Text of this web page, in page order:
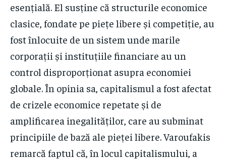
esențială. El susține că structurile economice
clasice, fondate pe piețe libere și competiție, au
fost înlocuite de un sistem unde marile
corporații și instituțiile financiare au un
control disproporționat asupra economiei
globale. În opinia sa, capitalismul a fost afectat
de crizele economice repetate și de
amplificarea inegalităților, care au subminat
principiile de bază ale pieței libere. Varoufakis
remarcă faptul că, în locul capitalismului, a